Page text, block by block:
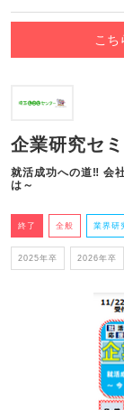
こち
企業研究セ
就活成功への道‼ 会
は～
終了 全般 業界研
2025年卒 2026年卒